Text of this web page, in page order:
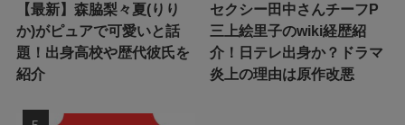
【最新】森脇梨々夏(りり
か)がピュアで可愛いと話
題！出身高校や歴代彼氏を
紹介
セクシー田中さんチーフP
三上絵里子のwiki経歴紹
介！日テレ出身か？ドラマ
炎上の理由は原作改悪